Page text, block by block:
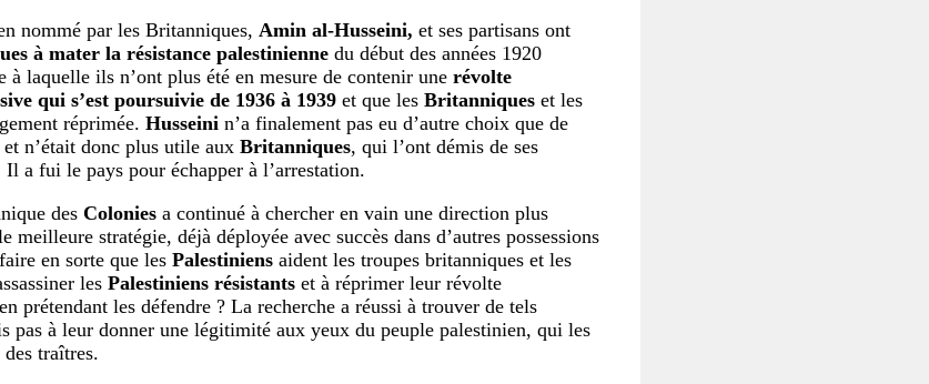
nommé par les Britanniques, Amin al-Husseini, et ses partisans ont
à mater la résistance palestinienne du début des années 1920
à laquelle ils n’ont plus été en mesure de contenir une révolte
qui s’est poursuivie de 1936 à 1939 et que les Britanniques et les
réprimée. Husseini n’a finalement pas eu d’autre choix que de
n’était donc plus utile aux Britanniques, qui l’ont démis de ses
a fui le pays pour échapper à l’arrestation.
des Colonies a continué à chercher en vain une direction plus
meilleure stratégie, déjà déployée avec succès dans d’autres possessions
en sorte que les Palestiniens aident les troupes britanniques et les
les Palestiniens résistants et à réprimer leur révolte
prétendant les défendre ? La recherche a réussi à trouver de tels
pas à leur donner une légitimité aux yeux du peuple palestinien, qui les
traîtres.